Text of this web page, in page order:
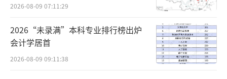
2026-08-09 07:11:29
2026“未录满”本科专业排行榜出炉
会计学居首
2026-08-09 09:11:38